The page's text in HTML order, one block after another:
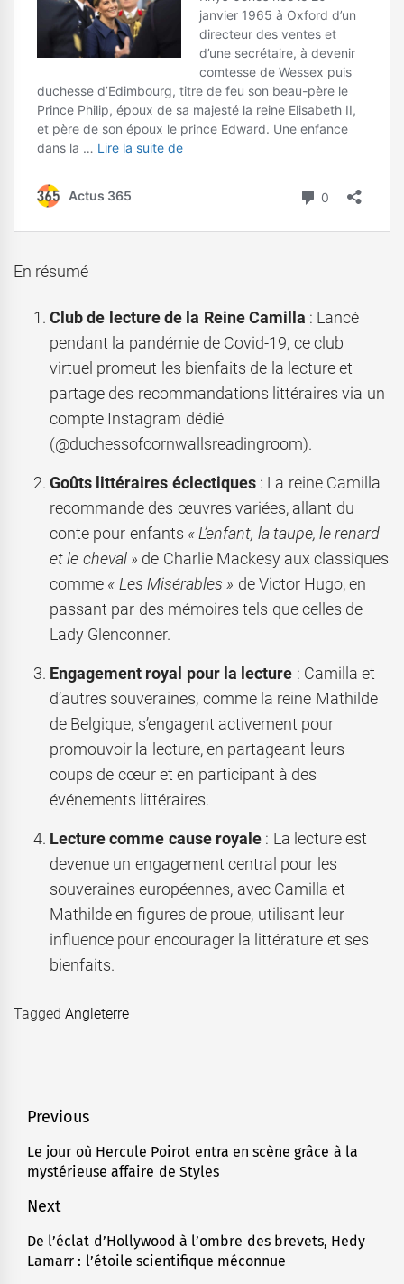
En résumé
Club de lecture de la Reine Camilla : Lancé
pendant la pandémie de Covid-19, ce club
virtuel promeut les bienfaits de la lecture et
partage des recommandations littéraires via un
compte Instagram dédié
(@duchessofcornwallsreadingroom).
Goûts littéraires éclectiques: La reine Camilla
recommande des œuvres variées, allant du
conte pour enfants « L’enfant, la taupe, le renard
et le cheval » de Charlie Mackesy aux classiques
comme « Les Misérables » de Victor Hugo, en
passant par des mémoires tels que celles de
Lady Glenconner.
Engagement royal pour la lecture : Camilla et
d’autres souveraines, comme la reine Mathilde
de Belgique, s’engagent activement pour
promouvoir la lecture, en partageant leurs
coups de cœur et en participant à des
événements littéraires.
Lecture comme cause royale: La lecture est
devenue un engagement central pour les
souveraines européennes, avec Camilla et
Mathilde en figures de proue, utilisant leur
influence pour encourager la littérature et ses
bienfaits.
TaggedAngleterre
Navigation
de
l’article
Previous
Previous
post:
Le jour où Hercule Poirot entra en scène grâce à la
mystérieuse affaire de Styles
Next
Next
post:
De l’éclat d’Hollywood à l’ombre des brevets, Hedy
Lamarr : l’étoile scientifique méconnue